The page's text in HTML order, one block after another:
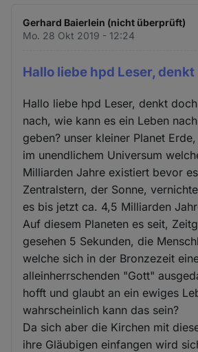
Gerhard Baierlein (nicht überprüft)
Mo. 28 Okt 2019 - 12:24
Hallo liebe hpd Leser, denkt
Hallo liebe hpd Leser, denkt
nach, wie kann es ein Leben
geben? unser kleiner Planet
im unendlichem Universum
Milliarden Jahre existiert bevor
Zentralstern, der Sonne,
es bis jetzt ca. 4,5 Milliarden
Auf diesem Planeten es seit,
gesehen 5 Sekunden, die
welche sich in der Bronzezeit
alleinherrschenden "Gott"
hofft und glaubt an ein ewiges
wahrscheinlich kann das sein?
Da sich aber die Kirchen mit
ihre Gläubigen einfangen wird